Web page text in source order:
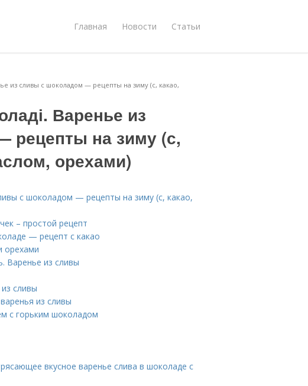
Главная Новости Статьи
из сливы с шоколадом — рецепты на зиму (с, какао,
Варенье из
на зиму (с,
орехами)
с шоколадом — рецепты на зиму (с, какао,
– простой рецепт
— рецепт с какао
орехами
Варенье из сливы
сливы
из сливы
с горьким шоколадом
вкусное варенье слива в шоколаде с